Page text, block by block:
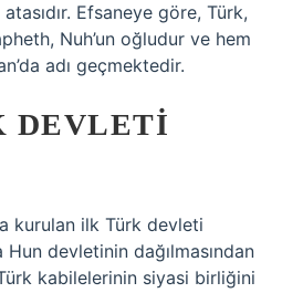
Efsaneye göre, Türk,
Nuh’un oğludur ve hem
adı geçmektedir.
DEVLETI
kurulan ilk Türk devleti
Hun devletinin dağılmasından
kabilelerinin siyasi birliğini